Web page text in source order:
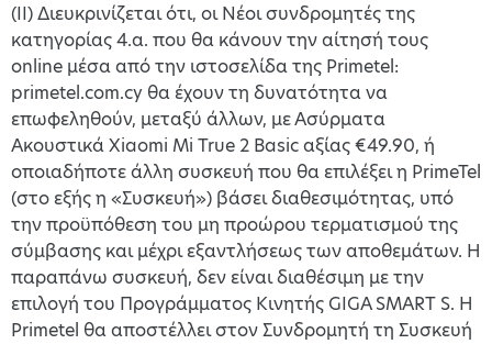
(II) Διευκρινίζεται ότι, οι Νέοι συνδρομητές της
κατηγορίας 4.α. που θα κάνουν την αίτησή τους
online μέσα από την ιστοσελίδα της Primetel:
primetel.com.cy θα έχουν τη δυνατότητα να
επωφεληθούν, μεταξύ άλλων, με Ασύρματα
Ακουστικά Xiaomi Mi True 2 Basic αξίας €49.90, ή
οποιαδήποτε άλλη συσκευή που θα επιλέξει η PrimeTel
(στο εξής η «Συσκευή») βάσει διαθεσιμότητας, υπό
την προϋπόθεση του μη προώρου τερματισμού της
σύμβασης και μέχρι εξαντλήσεως των αποθεμάτων. Η
παραπάνω συσκευή, δεν είναι διαθέσιμη με την
επιλογή του Προγράμματος Κινητής GIGA SMART S. Η
Primetel θα αποστέλλει στον Συνδρομητή τη Συσκευή